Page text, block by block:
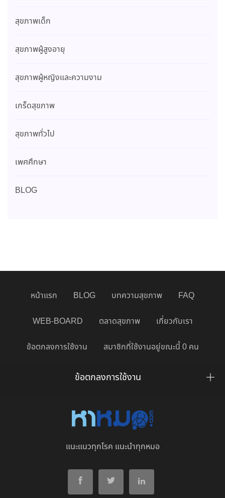
สุขภาพเด็ก
สุขภาพผู้สูงอายุ
สุขภาพผู้หญิงและความงาม
เกร็ดสุขภาพ
สุขภาพทั่วไป
เพศศึกษา
BLOG
หน้าแรก BLOG บทความสุขภาพ FAQ
WEB-BOARD ตลาดสุขภาพ เกี่ยวกับเรา
ข้อตกลงการใช้งาน สมาชิกที่ใช้งานอยู่ขณะนี้ 0 คน
ข้อตกลงการใช้งาน
แนะแนวทุกโรค แนะนำทุกหมอ